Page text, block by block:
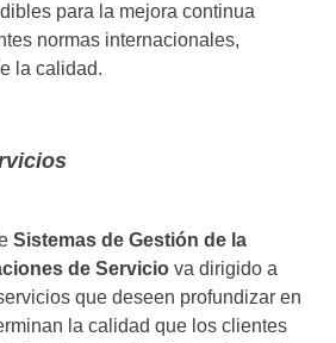
para la mejora continua
normas internacionales,
la calidad.
Sistemas de Gestión de la
de Servicio va dirigido a
que deseen profundizar en
la calidad que los clientes